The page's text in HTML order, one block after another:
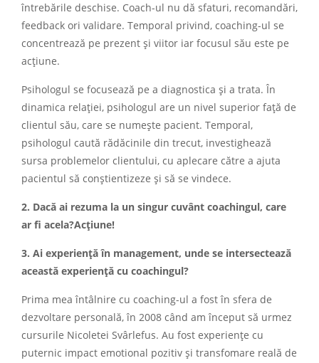
întrebările deschise. Coach-ul nu dă sfaturi, recomandări,
feedback ori validare. Temporal privind, coaching-ul se
concentrează pe prezent și viitor iar focusul său este pe
acțiune.
Psihologul se focusează pe a diagnostica și a trata. În
dinamica relației, psihologul are un nivel superior față de
clientul său, care se numește pacient. Temporal,
psihologul caută rădăcinile din trecut, investighează
sursa problemelor clientului, cu aplecare către a ajuta
pacientul să conștientizeze și să se vindece.
2. Dacă ai rezuma la un singur cuvânt coachingul, care
ar fi acela?Acțiune!
3. Ai experiență în management, unde se intersectează
această experiență cu coachingul?
Prima mea întâlnire cu coaching-ul a fost în sfera de
dezvoltare personală, în 2008 când am început să urmez
cursurile Nicoletei Svârlefus. Au fost experiențe cu
puternic impact emotional pozitiv și transfomare reală de